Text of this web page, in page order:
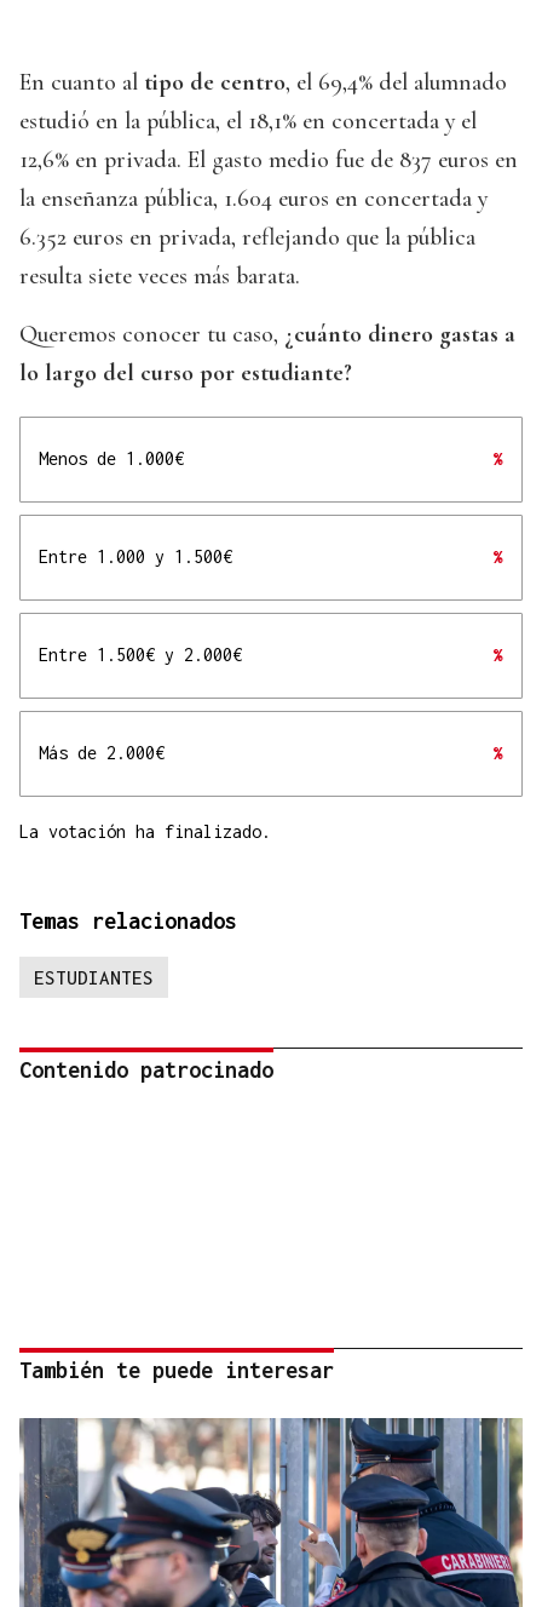
En cuanto al tipo de centro, el 69,4% del alumnado
estudió en la pública, el 18,1% en concertada y el
12,6% en privada. El gasto medio fue de 837 euros en
la enseñanza pública, 1.604 euros en concertada y
6.352 euros en privada, reflejando que la pública
resulta siete veces más barata.
Queremos conocer tu caso, ¿cuánto dinero gastas a
lo largo del curso por estudiante?
Menos de 1.000€ %
Entre 1.000 y 1.500€ %
Entre 1.500€ y 2.000€ %
Más de 2.000€ %
La votación ha finalizado.
Temas relacionados
ESTUDIANTES
Contenido patrocinado
También te puede interesar